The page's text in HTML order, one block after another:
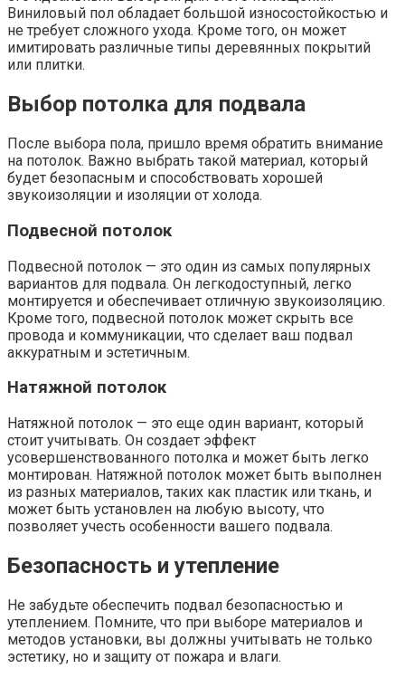
Виниловый пол обладает большой износостойкостью и
не требует сложного ухода. Кроме того, он может
имитировать различные типы деревянных покрытий
или плитки.
Выбор потолка для подвала
После выбора пола, пришло время обратить внимание
на потолок. Важно выбрать такой материал, который
будет безопасным и способствовать хорошей
звукоизоляции и изоляции от холода.
Подвесной потолок
Подвесной потолок — это один из самых популярных
вариантов для подвала. Он легкодоступный, легко
монтируется и обеспечивает отличную звукоизоляцию.
Кроме того, подвесной потолок может скрыть все
провода и коммуникации, что сделает ваш подвал
аккуратным и эстетичным.
Натяжной потолок
Натяжной потолок — это еще один вариант, который
стоит учитывать. Он создает эффект
усовершенствованного потолка и может быть легко
монтирован. Натяжной потолок может быть выполнен
из разных материалов, таких как пластик или ткань, и
может быть установлен на любую высоту, что
позволяет учесть особенности вашего подвала.
Безопасность и утепление
Не забудьте обеспечить подвал безопасностью и
утеплением. Помните, что при выборе материалов и
методов установки, вы должны учитывать не только
эстетику, но и защиту от пожара и влаги.